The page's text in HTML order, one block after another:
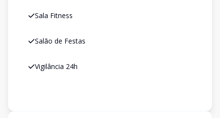
Sala Fitness
Salão de Festas
Vigilância 24h